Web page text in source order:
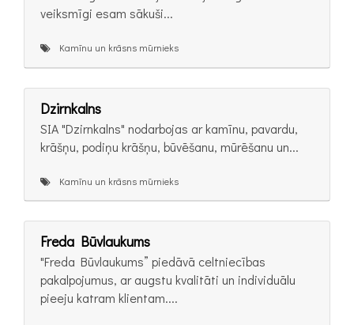
veiksmīgi esam sākuši...
Kamīnu un krāsns mūrnieks
Dzirnkalns
SIA "Dzirnkalns" nodarbojas ar kamīnu, pavardu,
krāšņu, podiņu krāšņu, būvēšanu, mūrēšanu un...
Kamīnu un krāsns mūrnieks
Freda Būvlaukums
"Freda Būvlaukums” piedāvā celtniecības
pakalpojumus, ar augstu kvalitāti un individuālu
pieeju katram klientam....